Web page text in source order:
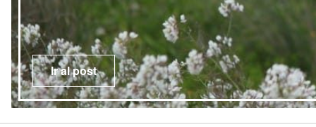
Ir al post